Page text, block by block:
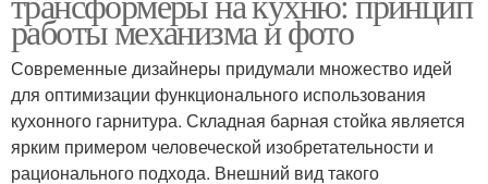
работы механизма и фото
Современные дизайнеры придумали множество идей
для оптимизации функционального использования
кухонного гарнитура. Складная барная стойка является
ярким примером человеческой изобретательности и
рационального подхода. Внешний вид такого